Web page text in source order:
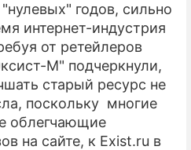
годов, сильно
интернет-индустрия
от ретейлеров
М" подчеркнули,
старый ресурс не
поскольку многие
облегчающие
на сайте, к Exist.ru в